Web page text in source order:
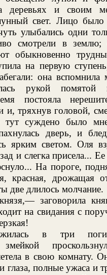
деревьях и своим
свет. Лицо было
улыбались одни
смотрели в землю;
обыкновенно
на первую
она
рукой помятой
постояла
и, тряхнув головой,
суждено было
дверь, и
ярким светом. Оля
и слегка присела...
На пороге,
красная, дрожащая
две длилось молчание.
заговорила
на свидания с
в три
в свою комнату.
глаза, полные ужаса и